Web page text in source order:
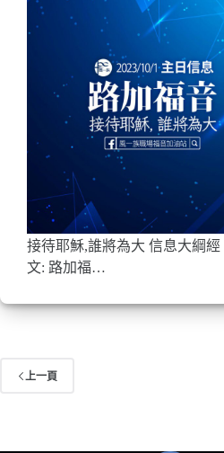
接待耶穌,誰將為大 信息大綱經
文: 路加福…
上一頁